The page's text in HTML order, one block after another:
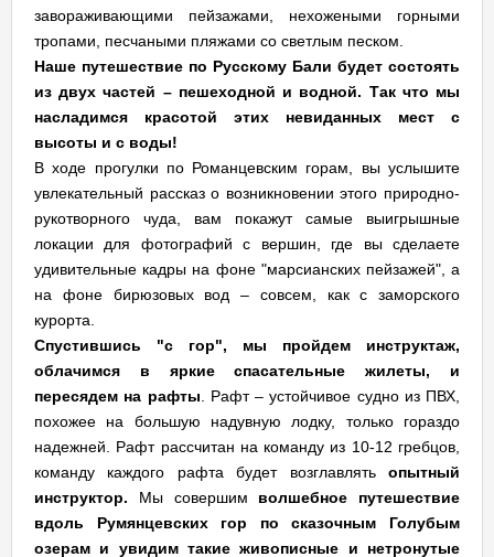
завораживающими пейзажами, нехожеными горными
тропами, песчаными пляжами со светлым песком.
Наше путешествие по Русскому Бали будет состоять
из двух частей – пешеходной и водной. Так что мы
насладимся красотой этих невиданных мест с
высоты и с воды!
В ходе прогулки по Романцевским горам, вы услышите
увлекательный рассказ о возникновении этого природно-
рукотворного чуда, вам покажут самые выигрышные
локации для фотографий с вершин, где вы сделаете
удивительные кадры на фоне "марсианских пейзажей", а
на фоне бирюзовых вод – совсем, как с заморского
курорта.
Спустившись "с гор", мы пройдем инструктаж,
облачимся в яркие спасательные жилеты, и
пересядем на рафты . Рафт – устойчивое судно из ПВХ,
похожее на большую надувную лодку, только гораздо
надежней. Рафт рассчитан на команду из 10-12 гребцов,
команду каждого рафта будет возглавлять опытный
инструктор. Мы совершим волшебное путешествие
вдоль Румянцевских гор по сказочным Голубым
озерам и увидим такие живописные и нетронутые